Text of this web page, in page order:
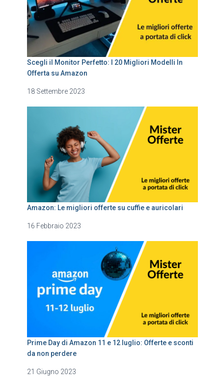
Scegli il Monitor Perfetto: I 20 Migliori Modelli In
Offerta su Amazon
18 Settembre 2023
Amazon: Le migliori offerte su cuffie e auricolari
16 Febbraio 2023
Prime Day di Amazon 11 e 12 luglio: Offerte e sconti
da non perdere
21 Giugno 2023